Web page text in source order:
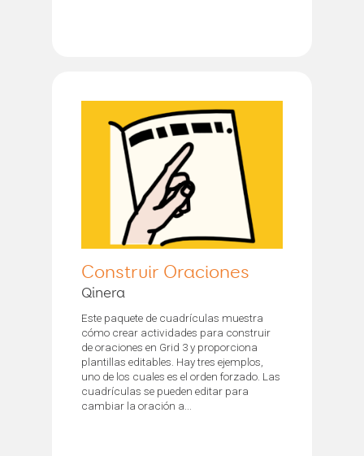
Construir Oraciones
Qinera
Este paquete de cuadrículas muestra
cómo crear actividades para construir
de oraciones en Grid 3 y proporciona
plantillas editables. Hay tres ejemplos,
uno de los cuales es el orden forzado. Las
cuadrículas se pueden editar para
cambiar la oración a...